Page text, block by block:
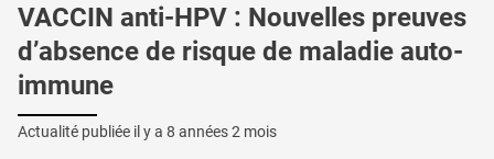
VACCIN anti-HPV : Nouvelles preuves
d’absence de risque de maladie auto-
immune
Actualité publiée il y a 8 années 2 mois